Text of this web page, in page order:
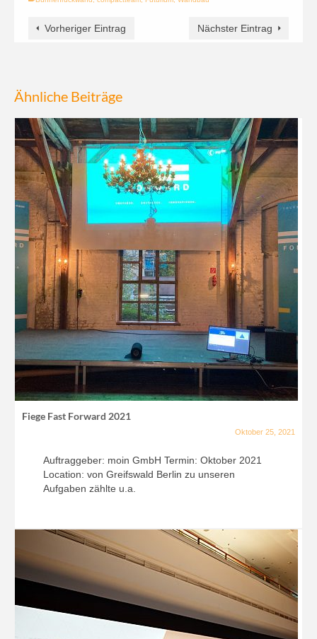
Vorheriger Eintrag Nächster Eintrag
Ähnliche Beiträge
Fiege Fast Forward 2021
Oktober 25, 2021
Auftraggeber: moin GmbH Termin: Oktober 2021
Location: von Greifswald Berlin zu unseren
Aufgaben zählte u.a.